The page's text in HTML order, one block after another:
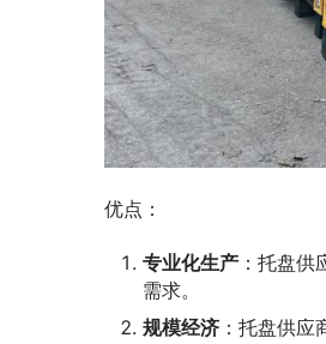
优点：
专业化生产 ：托盘
需求。
规模经济 ：托盘供